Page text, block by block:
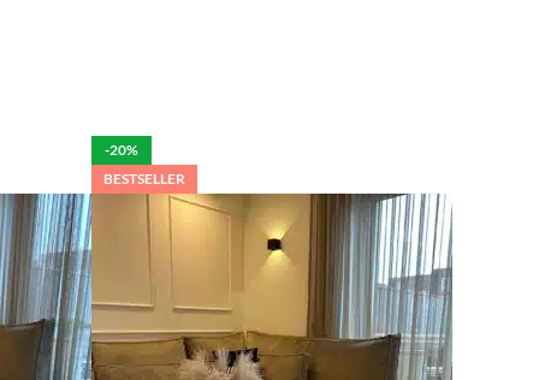
voor de eventuele schade aan het product.
week in rekening brengen.
brengen. De kosten hiervan zijn €59 daar
-20%
BESTSELLER